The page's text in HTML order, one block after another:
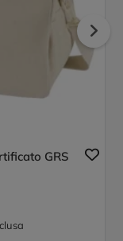
GRS